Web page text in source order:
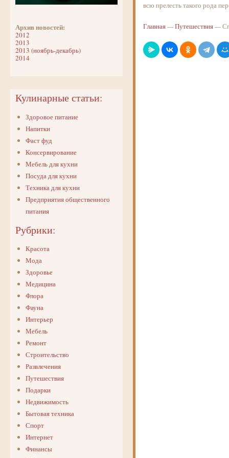
Архив новостей:
2012
2013
2013 (ноябрь-декабрь)
2014
Кулинарные статьи:
Здоровое питание
Напитки
Фаст фуд
Консервирование
Мебель для кухни
Посуда для кухни
Техника для кухни
Предприятия общественного
питания
Рубрики:
Красота
Мода
Здоровье
Медицина
Флора
Фауна
Интерьер
Мебель
Ремонт
Строительство
Развлечения
Путешествия
Подарки
Недвижимость
Бытовая техника
Спорт
Интернет
Финансы
всю прелесть такого рода
Главная---Путешествия---